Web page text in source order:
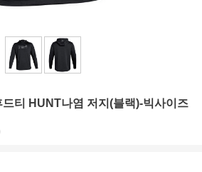
티 HUNT나염 저지(블랙)-빅사이즈